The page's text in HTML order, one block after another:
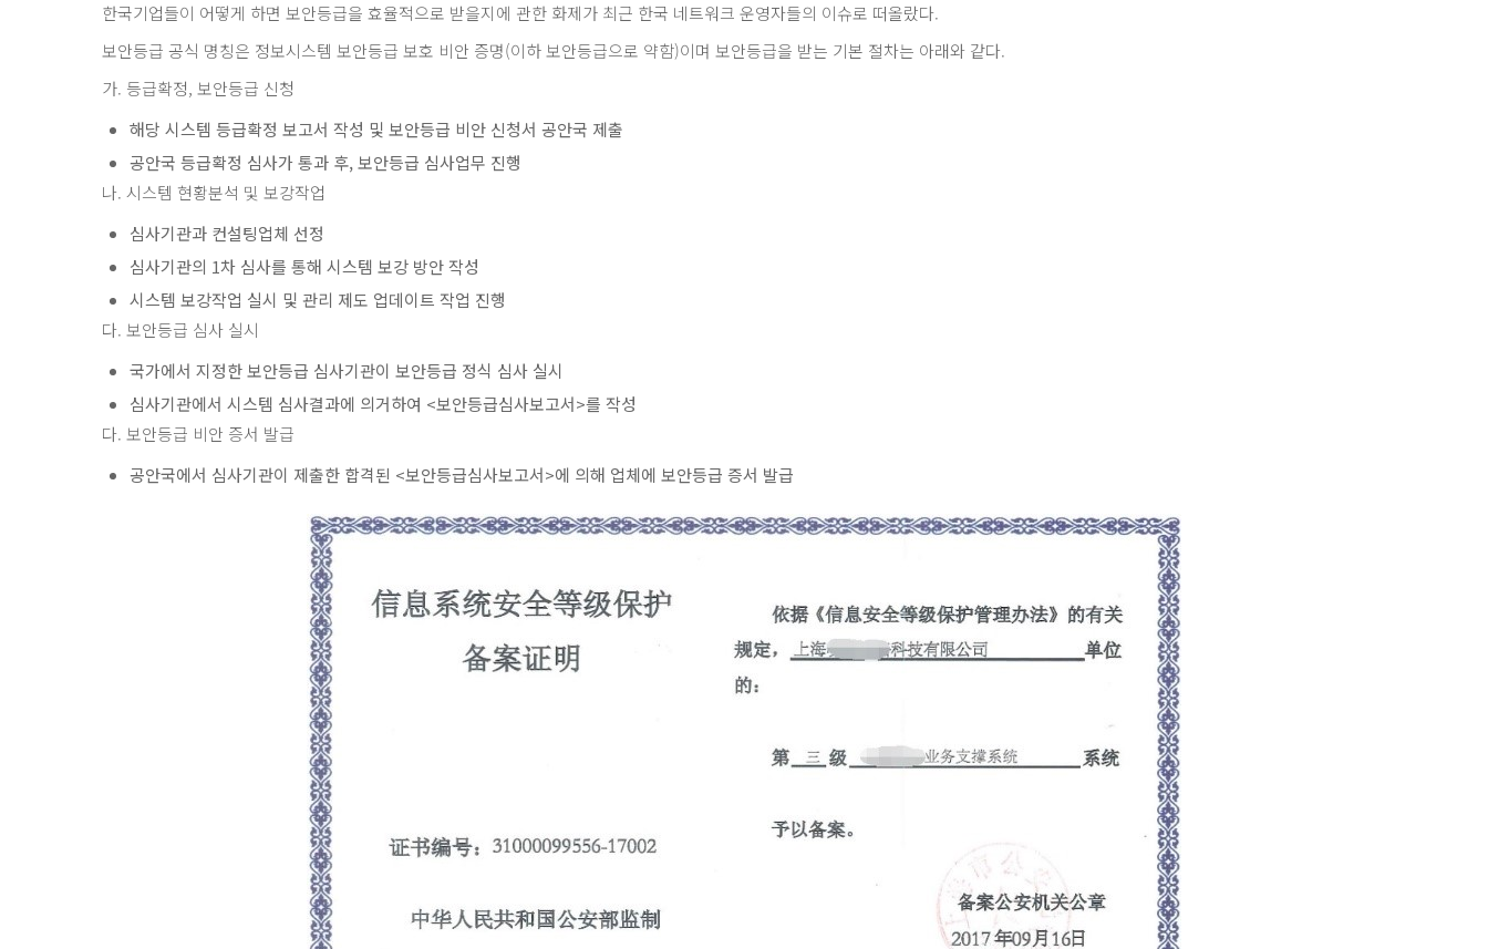
한국기업들이 어떻게 하면 보안등급을 효율적으로 받을지에 관한 화제가 최근 한국 네트워크 운영자들의 이슈로 떠올랐다.
보안등급 공식 명칭은 정보시스템 보안등급 보호 비안 증명(이하 보안등급으로 약함)이며 보안등급을 받는 기본 절차는 아래와 같다.
가. 등급확정, 보안등급 신청
해당 시스템 등급확정 보고서 작성 및 보안등급 비안 신청서 공안국 제출
공안국 등급확정 심사가 통과 후, 보안등급 심사업무 진행
나. 시스템 현황분석 및 보강작업
심사기관과 컨설팅업체 선정
심사기관의 1차 심사를 통해 시스템 보강 방안 작성
시스템 보강작업 실시 및 관리 제도 업데이트 작업 진행
다. 보안등급 심사 실시
국가에서 지정한 보안등급 심사기관이 보안등급 정식 심사 실시
심사기관에서 시스템 심사결과에 의거하여 <보안등급심사보고서>를 작성
다. 보안등급 비안 증서 발급
공안국에서 심사기관이 제출한 합격된 <보안등급심사보고서>에 의해 업체에 보안등급 증서 발급